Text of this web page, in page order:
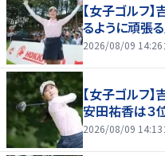
【女子ゴルフ
るように頑張
2026/08/09 14:26
【女子ゴルフ
安田祐香は３
2026/08/09 14:13